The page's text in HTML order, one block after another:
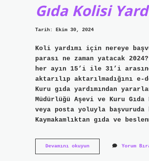
Gıda Kolisi
Tarih: Ekim 30, 2024
Koli yardımı için nereye
parası ne zaman yatacak
her ayın 15’i ile 31’i
aktarılıp aktarılmadığını
Kuru gıda yardımından
Müdürlüğü Aşevi ve Kuru
veya posta yoluyla başvuruda
Kaymakamlıktan gıda ve
Devamını okuyunGıda
Kolisi
Yorum